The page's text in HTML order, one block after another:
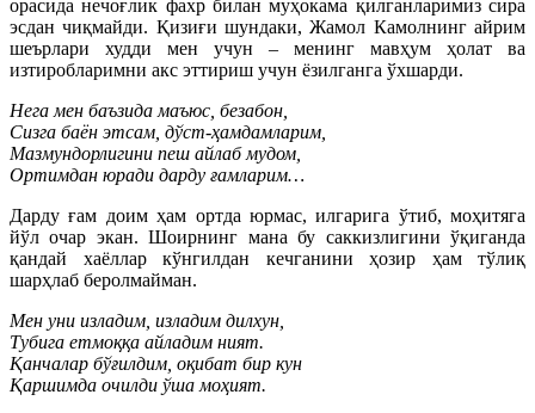
орасида нечоғлик фахр билан муҳокама қилганларимиз сира
эсдан чиқмайди. Қизиғи шундаки, Жамол Камолнинг айрим
шеърлари худди мен учун – менинг мавҳум ҳолат ва
изтиробларимни акс эттириш учун ёзилганга ўхшарди.
Нега мен баъзида маъюс, безабон,
Сизга баён этсам, дўст-ҳамдамларим,
Мазмундорлигини пеш айлаб мудом,
Ортимдан юради дарду ғамларим…
Дарду ғам доим ҳам ортда юрмас, илгарига ўтиб, моҳитяга
йўл очар экан. Шоирнинг мана бу саккизлигини ўқиганда
қандай хаёллар кўнгилдан кечганини ҳозир ҳам тўлиқ
шарҳлаб беролмайман.
Мен уни изладим, изладим дилхун,
Тубига етмоққа айладим ният.
Қанчалар бўғилдим, оқибат бир кун
Қаршимда очилди ўша моҳият.